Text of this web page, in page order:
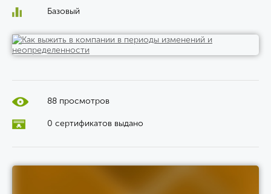
Базовый
88 просмотров
0 сертификатов выдано